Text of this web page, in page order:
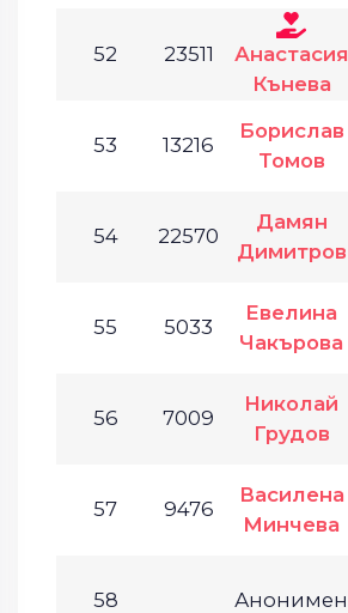
52 23511
Анастасия
Кънева
53 13216
Борислав
Томов
54 22570
Дамян
Димитров
55 5033
Евелина
Чакърова
56 7009
Николай
Грудов
57 9476
Василена
Минчева
58 Анонимен